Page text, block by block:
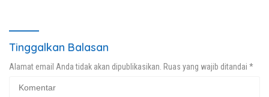
Tinggalkan Balasan
Alamat email Anda tidak akan dipublikasikan. Ruas yang wajib ditandai *